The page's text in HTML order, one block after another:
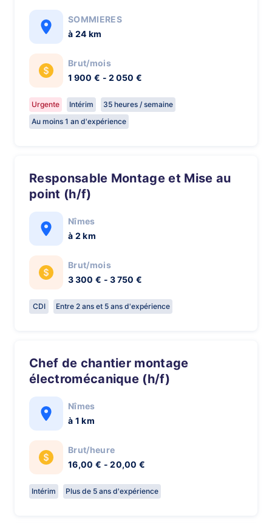
SOMMIERES
à 24 km
Brut/mois
1 900 € - 2 050 €
Urgente Intérim
35 heures / semaine
Au moins 1 an d'expérience
Responsable Montage et Mise au
point (h/f)
Nîmes
à 2 km
Brut/mois
3 300 € - 3 750 €
CDI Entre 2 ans et 5 ans d'expérience
Chef de chantier montage
électromécanique (h/f)
Nîmes
à 1 km
Brut/heure
16,00 € - 20,00 €
Intérim Plus de 5 ans d'expérience